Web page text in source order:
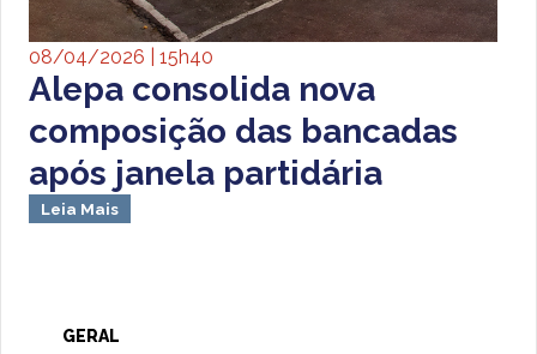
08/04/2026 | 15h40
Alepa consolida nova
composição das bancadas
após janela partidária
Leia Mais
GERAL